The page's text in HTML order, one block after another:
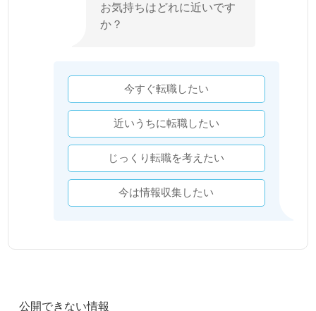
お気持ちはどれに近いです
か？
今すぐ転職したい
近いうちに転職したい
じっくり転職を考えたい
今は情報収集したい
公開できない情報